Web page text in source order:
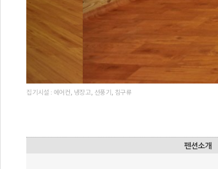
집기시설 : 에어컨, 냉장고, 선풍기, 침구류